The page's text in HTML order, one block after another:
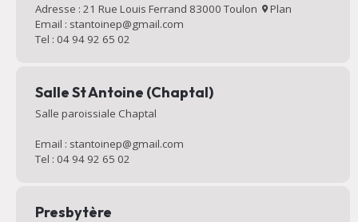
Adresse : 21 Rue Louis Ferrand 83000 Toulon
Plan
Email : stantoinep@gmail.com
Tel : 04 94 92 65 02
Salle St Antoine (Chaptal)
Salle paroissiale Chaptal
Email : stantoinep@gmail.com
Tel : 04 94 92 65 02
Presbytère